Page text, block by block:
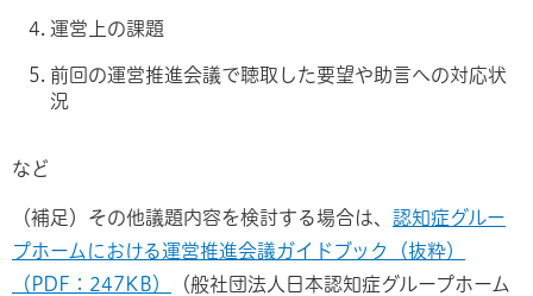
運営上の課題
前回の運営推進会議で聴取した要望や助言への対応状
況
など
（補足）その他議題内容を検討する場合は、 認知症グルー
プホームにおける運営推進会議ガイドブック（抜粋）
（PDF：247KB）
（般社団法人日本認知症グループホーム